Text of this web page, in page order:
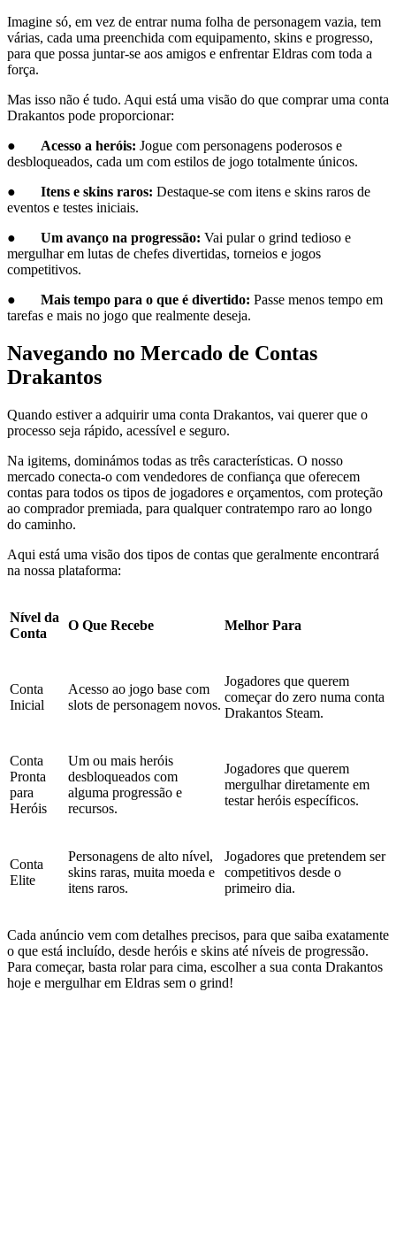
Imagine só, em vez de entrar numa folha de personagem vazia, tem
várias, cada uma preenchida com equipamento, skins e progresso,
para que possa juntar-se aos amigos e enfrentar Eldras com toda a
força.
Mas isso não é tudo. Aqui está uma visão do que comprar uma conta
Drakantos pode proporcionar:
● Acesso a heróis: Jogue com personagens poderosos e
desbloqueados, cada um com estilos de jogo totalmente únicos.
● Itens e skins raros: Destaque-se com itens e skins raros de
eventos e testes iniciais.
● Um avanço na progressão: Vai pular o grind tedioso e
mergulhar em lutas de chefes divertidas, torneios e jogos
competitivos.
● Mais tempo para o que é divertido: Passe menos tempo em
tarefas e mais no jogo que realmente deseja.
Navegando no Mercado de Contas
Drakantos
Quando estiver a adquirir uma conta Drakantos, vai querer que o
processo seja rápido, acessível e seguro.
Na igitems, dominámos todas as três características. O nosso
mercado conecta-o com vendedores de confiança que oferecem
contas para todos os tipos de jogadores e orçamentos, com proteção
ao comprador premiada, para qualquer contratempo raro ao longo
do caminho.
Aqui está uma visão dos tipos de contas que geralmente encontrará
na nossa plataforma:
Nível da
Conta
O Que Recebe Melhor Para
Conta
Inicial
Acesso ao jogo base com
slots de personagem novos.
Jogadores que querem
começar do zero numa conta
Drakantos Steam.
Conta
Pronta
para
Heróis
Um ou mais heróis
desbloqueados com
alguma progressão e
recursos.
Jogadores que querem
mergulhar diretamente em
testar heróis específicos.
Conta
Elite
Personagens de alto nível,
skins raras, muita moeda e
itens raros.
Jogadores que pretendem ser
competitivos desde o
primeiro dia.
Cada anúncio vem com detalhes precisos, para que saiba exatamente
o que está incluído, desde heróis e skins até níveis de progressão.
Para começar, basta rolar para cima, escolher a sua conta Drakantos
hoje e mergulhar em Eldras sem o grind!